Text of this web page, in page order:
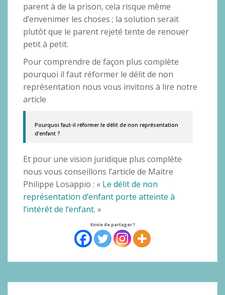
parent à de la prison, cela risque même
d’envenimer les choses ; la solution serait
plutôt que le parent rejeté tente de renouer
petit à petit.
Pour comprendre de façon plus complète
pourquoi il faut réformer le délit de non
représentation nous vous invitons à lire notre
article
Pourquoi faut-il réformer le délit de non représentation
d’enfant ?
Et pour une vision juridique plus complète
nous vous conseillons l’article de Maitre
Philippe Losappio : « Le délit de non
représentation d’enfant porte atteinte à
l’intérêt de l’enfant. »
Envie de partager ?